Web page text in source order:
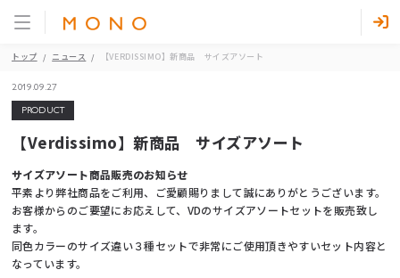
トップ ニュース 【VERDISSIMO】新商品 サイズアソート
2019.09.27
PRODUCT
【Verdissimo】新商品 サイズアソート
サイズアソート商品販売のお知らせ
平素より弊社商品をご利用、ご愛顧賜りまして誠にありがとうございます。
お客様からのご要望にお応えして、VDのサイズアソートセットを販売致し
ます。
同色カラーのサイズ違い３種セットで非常にご使用頂きやすいセット内容と
なっています。